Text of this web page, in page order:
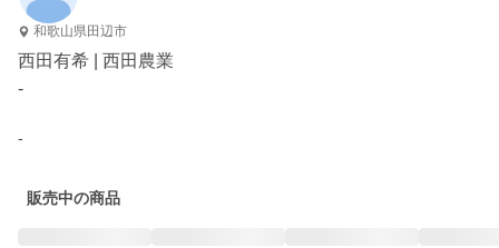
和歌山県田辺市
西田有希 | 西田農業
-
-
販売中の商品